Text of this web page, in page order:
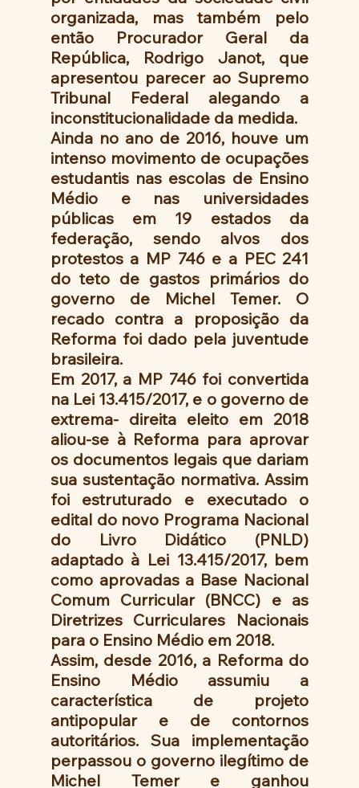
organizada, mas também pelo
então Procurador Geral da
República, Rodrigo Janot, que
apresentou parecer ao Supremo
Tribunal Federal alegando a
inconstitucionalidade da medida.
Ainda no ano de 2016, houve um
intenso movimento de ocupações
estudantis nas escolas de Ensino
Médio e nas universidades
públicas em 19 estados da
federação, sendo alvos dos
protestos a MP 746 e a PEC 241
do teto de gastos primários do
governo de Michel Temer. O
recado contra a proposição da
Reforma foi dado pela juventude
brasileira.
Em 2017, a MP 746 foi convertida
na Lei 13.415/2017, e o governo de
extrema- direita eleito em 2018
aliou-se à Reforma para aprovar
os documentos legais que dariam
sua sustentação normativa. Assim
foi estruturado e executado o
edital do novo Programa Nacional
do Livro Didático (PNLD)
adaptado à Lei 13.415/2017, bem
como aprovadas a Base Nacional
Comum Curricular (BNCC) e as
Diretrizes Curriculares Nacionais
para o Ensino Médio em 2018.
Assim, desde 2016, a Reforma do
Ensino Médio assumiu a
característica de projeto
antipopular e de contornos
autoritários. Sua implementação
perpassou o governo ilegítimo de
Michel Temer e ganhou